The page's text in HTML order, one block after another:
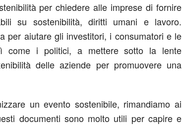
per chiedere alle imprese di fornire
su sostenibilità, diritti umani e lavoro.
per aiutare gli investitori, i consumatori e le
come i politici, a mettere sotto la lente
delle aziende per promuovere una
un evento sostenibile, rimandiamo ai
documenti sono molto utili per capire e